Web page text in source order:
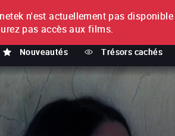
Nouveautés Trésors cachés
n'est actuellement pas
pas accès aux films.